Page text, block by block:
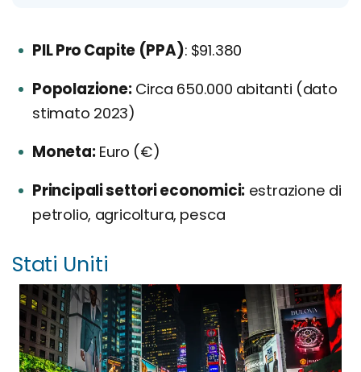
PIL Pro Capite (PPA): $91.380
Popolazione:Circa 650.000 abitanti (dato
stimato 2023)
Moneta:Euro (€)
Principali settori economici: estrazione di
petrolio, agricoltura, pesca
Stati Uniti